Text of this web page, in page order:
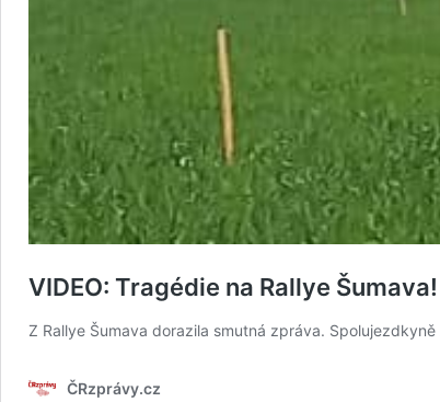
VIDEO: Tragédie na Rallye
Z Rallye Šumava dorazila smutná zpráva.
ČRzprávy.cz